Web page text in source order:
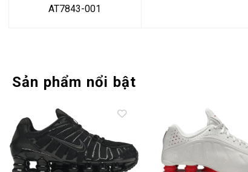
AT7843-001
Sản phẩm nổi bật
Add to
wishlist